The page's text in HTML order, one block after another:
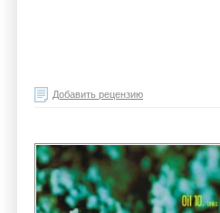
Добавить рецензию